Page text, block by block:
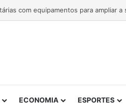
ECONOMIA ESPORTES